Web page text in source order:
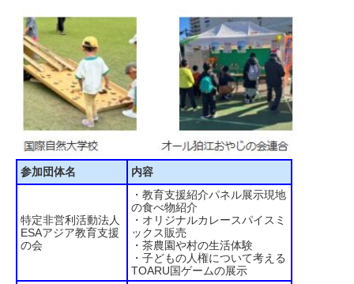
参加団体名 内容
特定非営利活動法人
ESAアジア教育支援
の会
・教育支援紹介パネル展示現地
の食べ物紹介
・オリジナルカレースパイスミ
ックス販売
・茶農園や村の生活体験
・子どもの人権について考える
TOARU国ゲームの展示